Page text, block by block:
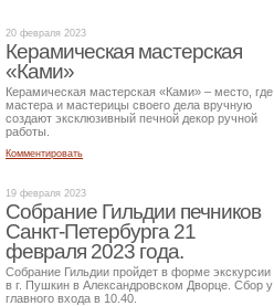
20 февраля 2023
Керамическая мастерская
«Ками»
Керамическая мастерская «Ками» – место, где
мастера и мастерицы своего дела вручную
создают эксклюзивный печной декор ручной
работы.
Комментировать
19 февраля 2023
Собрание Гильдии печников
Санкт-Петербурга 21
февраля 2023 года.
Собрание Гильдии пройдет в форме экскурсии
в г. Пушкин в Александровском Дворце. Сбор у
главного входа в 10.40.